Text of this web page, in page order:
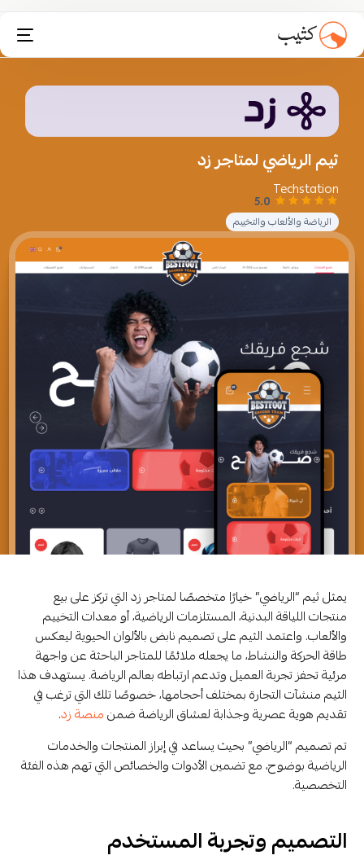
ثيم الرياضي لمتاجر زد
Techstation
5.0
الرياضة والألعاب والتخييم
يمثل ثيم “الرياضي” خيارًا متخصصًا لمتاجر زد التي تركز على بيع
منتجات اللياقة البدنية، المستلزمات الرياضية، أو معدات التخييم
والألعاب. واعتمد الثيم على تصميم نابض بالألوان الحيوية ليعكس
طاقة الحركة والنشاط، ما يجعله ملائمًا للمتاجر الباحثة عن واجهة
مرئية تحفز تجربة العميل وتدعم ارتباطه بعالم الرياضة. يستهدف هذا
الثيم منشآت التجارة بمختلف أحجامها، خصوصًا تلك التي ترغب في
تقديم هوية عصرية وجذابة لعشاق الرياضة ضمنمنصة زد.
تم تصميم “الرياضي” بحيث يساعد في إبراز المنتجات والخدمات
الرياضية بوضوح، مع تضمين الأدوات والخصائص التي تهم هذه الفئة
التخصصية.
التصميم وتجربة المستخدم